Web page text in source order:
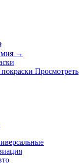
→
Просмотреть